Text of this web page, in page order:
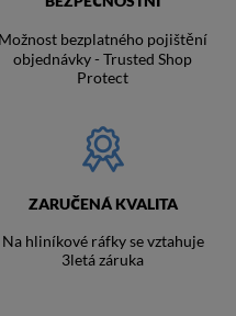
Možnost bezplatného pojištění
objednávky - Trusted Shop
Protect
ZARUČENÁ KVALITA
Na hliníkové ráfky se vztahuje
3letá záruka